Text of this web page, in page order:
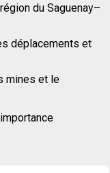
du Saguenay–
déplacements et
mines et le